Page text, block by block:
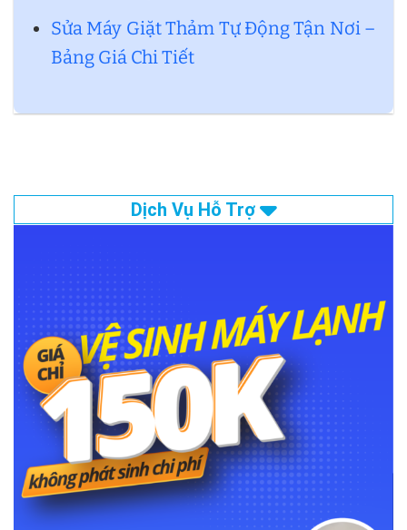
Sửa Máy Giặt Thảm Tự Động Tận Nơi –
Bảng Giá Chi Tiết
Dịch Vụ Hỗ Trợ